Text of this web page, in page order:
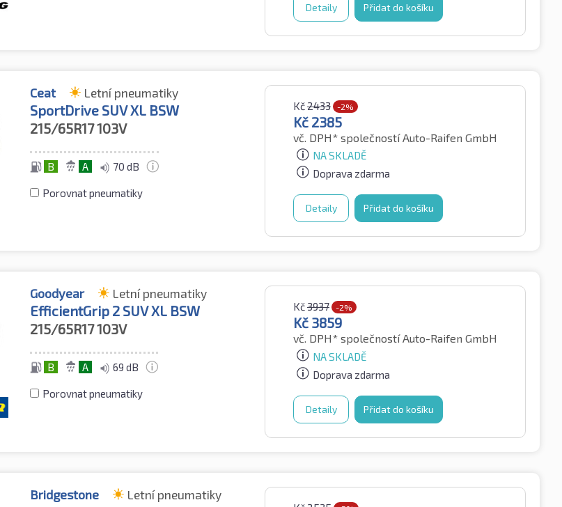
Detaily Přidat do košíku
Ceat Letní pneumatiky
SportDrive SUV XL BSW
215/65R17103V
B A 70 dB
Porovnat pneumatiky
Kč2433 -2%
Kč 2385
vč. DPH* společností Auto-Raifen GmbH
NA SKLADĚ
Doprava zdarma
Detaily Přidat do košíku
Goodyear Letní pneumatiky
EfficientGrip 2 SUV XL BSW
215/65R17103V
B A 69 dB
Porovnat pneumatiky
Kč3937 -2%
Kč 3859
vč. DPH* společností Auto-Raifen GmbH
NA SKLADĚ
Doprava zdarma
Detaily Přidat do košíku
Bridgestone Letní pneumatiky